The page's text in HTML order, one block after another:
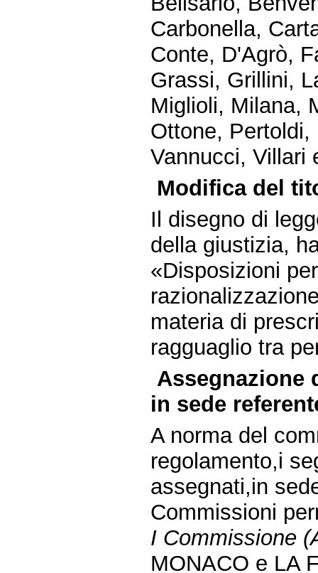
Carbonella,
Conte, D'Agrò,
Grassi, Grillini,
Miglioli, Milana,
Ottone,
Vannucci, Villari
Modifica del
Il disegno di
della giustizia,
«Disposizioni
materia di
ragguaglio tra
Assegnazione
in sede
A norma del
regolamento,i
assegnati,in
Commissioni
I Commissione
MONACO e LA